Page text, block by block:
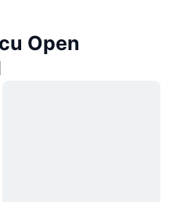
Open